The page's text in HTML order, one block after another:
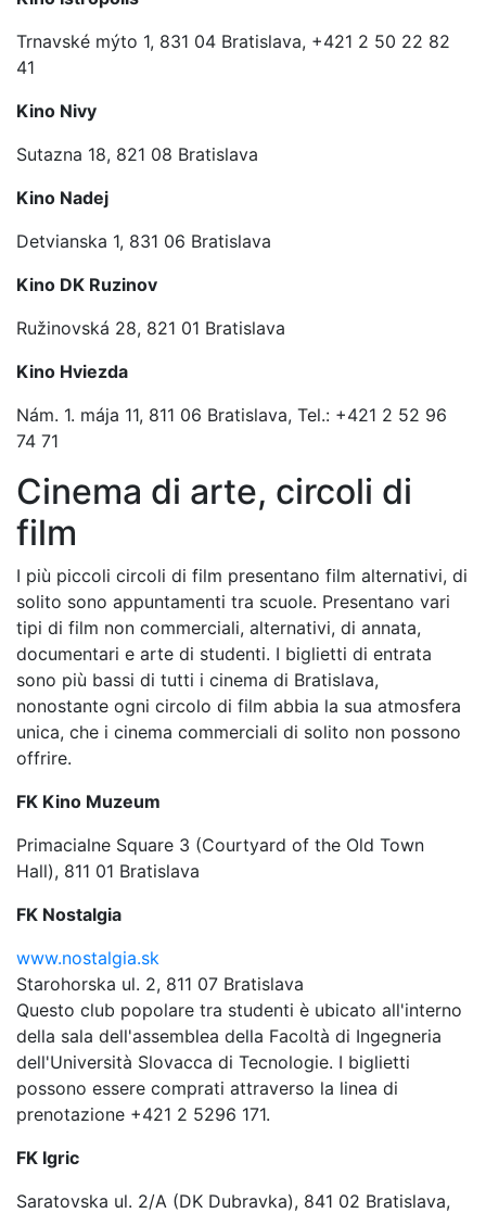
Trnavské mýto 1, 831 04 Bratislava, +421 2 50 22 82
41
Kino Nivy
Sutazna 18, 821 08 Bratislava
Kino Nadej
Detvianska 1, 831 06 Bratislava
Kino DK Ruzinov
Ružinovská 28, 821 01 Bratislava
Kino Hviezda
Nám. 1. mája 11, 811 06 Bratislava, Tel.: +421 2 52 96
74 71
Cinema di arte, circoli di
film
I più piccoli circoli di film presentano film alternativi, di
solito sono appuntamenti tra scuole. Presentano vari
tipi di film non commerciali, alternativi, di annata,
documentari e arte di studenti. I biglietti di entrata
sono più bassi di tutti i cinema di Bratislava,
nonostante ogni circolo di film abbia la sua atmosfera
unica, che i cinema commerciali di solito non possono
offrire.
FK Kino Muzeum
Primacialne Square 3 (Courtyard of the Old Town
Hall), 811 01 Bratislava
FK Nostalgia
www.nostalgia.sk
Starohorska ul. 2, 811 07 Bratislava
Questo club popolare tra studenti è ubicato all'interno
della sala dell'assemblea della Facoltà di Ingegneria
dell'Università Slovacca di Tecnologie. I biglietti
possono essere comprati attraverso la linea di
prenotazione +421 2 5296 171.
FK Igric
Saratovska ul. 2/A (DK Dubravka), 841 02 Bratislava,